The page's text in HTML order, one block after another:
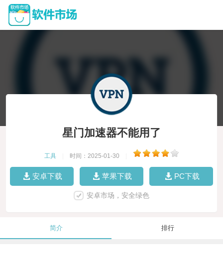
星门加速器不能用了
工具 时间：2025-01-30
安卓下载 苹果下载 PC下载
安卓市场，安全绿色
简介 排行